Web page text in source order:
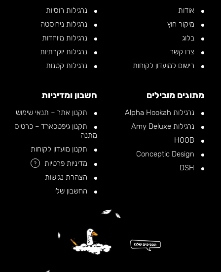
אודות
מיקור חוץ
בלוג
צרו קשר
רישום למועדון לקוחות
נרגילות רוסיות
נרגילות נירוסטה
נרגילות מיוחדות
נרגילות יוקרתיות
נרגילות קטנות
מתוגים מובילים
נרגילות Alpha Hookah
נרגילות Amy Deluxe
חשבון ומדיניות
תקנון אתר – תנאי שימוש
תקנון גיפטכארד – כרטיס
מתנה
תקנון מועדון לקוחות
מדיניות פרטיות
?
הצהרת נגישות
החשבון שלי